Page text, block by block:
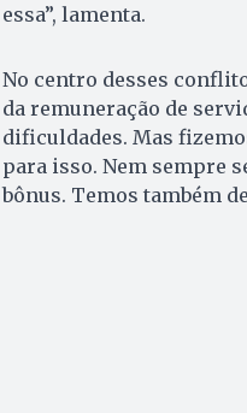
essa”, lamenta.
No centro desses
da remuneração de
dificuldades. Mas
para isso. Nem sempre
bônus. Temos também